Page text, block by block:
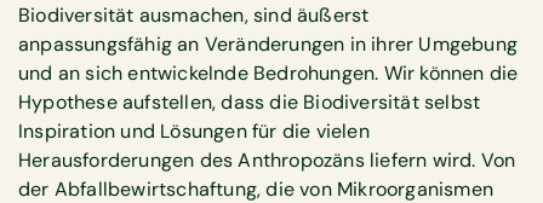
Biodiversität ausmachen, sind äußerst
anpassungsfähig an Veränderungen in ihrer Umgebung
und an sich entwickelnde Bedrohungen. Wir können die
Hypothese aufstellen, dass die Biodiversität selbst
Inspiration und Lösungen für die vielen
Herausforderungen des Anthropozäns liefern wird. Von
der Abfallbewirtschaftung, die von Mikroorganismen